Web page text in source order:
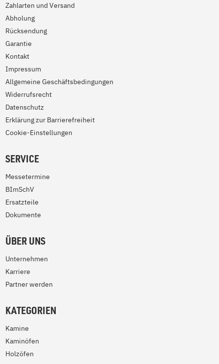
Zahlarten und Versand
Abholung
Rücksendung
Garantie
Kontakt
Impressum
Allgemeine Geschäftsbedingungen
Widerrufsrecht
Datenschutz
Erklärung zur Barrierefreiheit
Cookie-Einstellungen
SERVICE
Messetermine
BImSchV
Ersatzteile
Dokumente
ÜBER UNS
Unternehmen
Karriere
Partner werden
KATEGORIEN
Kamine
Kaminöfen
Holzöfen